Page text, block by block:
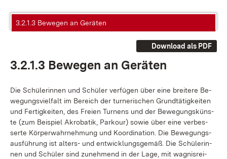
3.2.1.3 Bewegen an Geräten
Download als PDF
3.2.1.3 Be­we­gen an Ge­rä­ten
Die Schü­le­rin­nen und Schü­ler ver­fü­gen über ei­ne brei­te­re Be­
we­gungs­viel­falt im Be­reich der tur­ne­ri­schen Grund­tä­tig­kei­ten
und Fer­tig­kei­ten, des Frei­en Tur­nens und der Be­we­gungs­küns­
te (zum Bei­spiel Akro­ba­tik, Parkour) so­wie über ei­ne ver­bes­
ser­te Kör­per­wahr­neh­mung und Ko­or­di­na­ti­on. Die Be­we­gungs­
aus­füh­rung ist al­ters- und ent­wick­lungs­ge­mäß. Die Schü­le­rin­
nen und Schü­ler sind zu­neh­mend in der La­ge, mit wag­nis­rei­